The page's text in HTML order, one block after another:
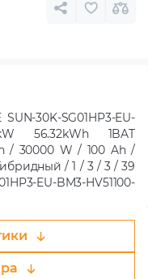
30K-SG01HP3-EU-
56.32kWh 1BAT
/ 30000 W / 100 Ah /
/ 1 / 3 / 3 / 39
EU-BM3-HV51100-